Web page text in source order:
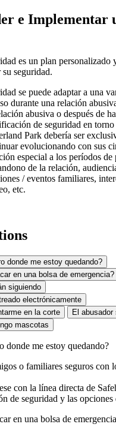
e Implementar
es un plan personalizado
seguridad.
se puede adaptar a una
durante una relación
abusiva o después de
de seguridad en
Park debería ser
evolucionando con sus
especial a los períodos de
de la relación,
/ eventos familiares,
etc.
donde me estoy quedando?
en una bolsa de emergencia?
siguiendo
electrónicamente
en la corte
El abusador
mascotas
donde me estoy quedando?
o familiares seguros con
con la línea directa de
de seguridad y las opciones
en una bolsa de